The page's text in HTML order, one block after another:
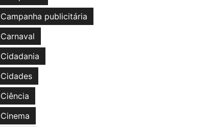
Campanha publicitária
Carnaval
Cidadania
Cidades
Ciência
Cinema